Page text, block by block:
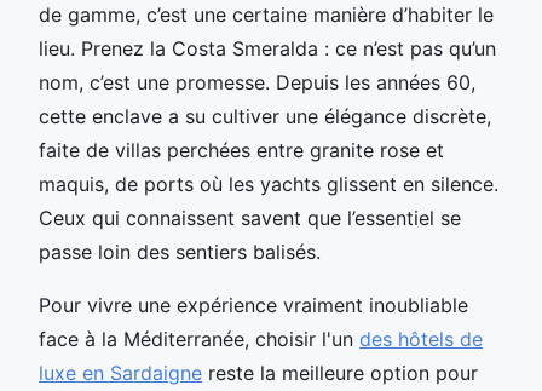
de gamme, c’est une certaine manière d’habiter le
lieu. Prenez la Costa Smeralda : ce n’est pas qu’un
nom, c’est une promesse. Depuis les années 60,
cette enclave a su cultiver une élégance discrète,
faite de villas perchées entre granite rose et
maquis, de ports où les yachts glissent en silence.
Ceux qui connaissent savent que l’essentiel se
passe loin des sentiers balisés.
Pour vivre une expérience vraiment inoubliable
face à la Méditerranée, choisir l'un des hôtels de
luxe en Sardaigne reste la meilleure option pour